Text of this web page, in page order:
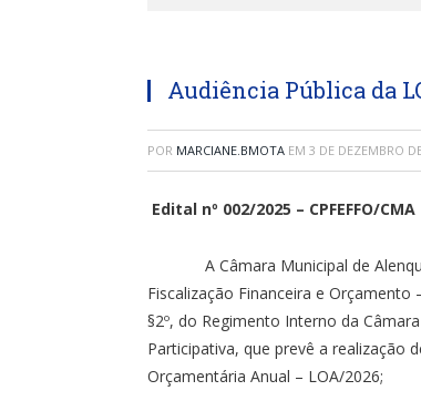
Audiência Pública da
POR MARCIANE.BMOTA EM 3 DE DEZEMBRO
Edital nº 002/2025 – CPFEFFO/CMA
A Câmara Municipal de
Fiscalização Financeira e Orçamento
§2º, do Regimento Interno da
Participativa, que prevê a realização
Orçamentária Anual – LOA/2026;